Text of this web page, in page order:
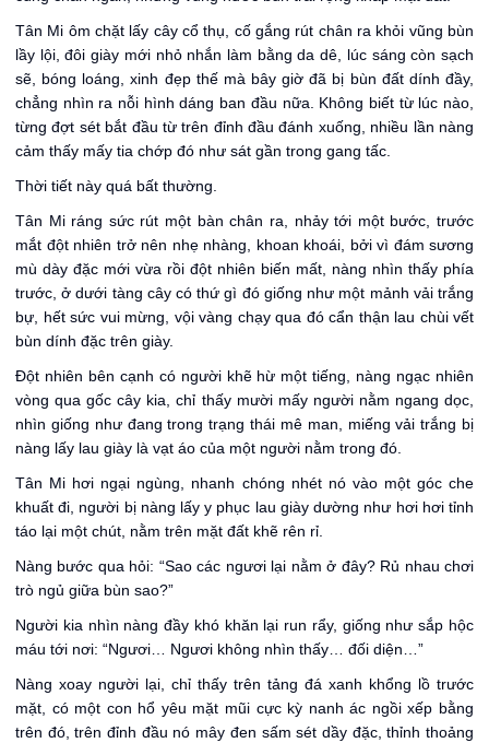
Tân Mi ôm chặt lấy cây cổ thụ, cố gắng rút chân ra khỏi vũng bùn
lầy lội, đôi giày mới nhỏ nhắn làm bằng da dê, lúc sáng còn sạch
sẽ, bóng loáng, xinh đẹp thế mà bây giờ đã bị bùn đất dính đầy,
chẳng nhìn ra nỗi hình dáng ban đầu nữa. Không biết từ lúc nào,
từng đợt sét bắt đầu từ trên đỉnh đầu đánh xuống, nhiều lần nàng
cảm thấy mấy tia chớp đó như sát gần trong gang tấc.
Thời tiết này quá bất thường.
Tân Mi ráng sức rút một bàn chân ra, nhảy tới một bước, trước
mắt đột nhiên trở nên nhẹ nhàng, khoan khoái, bởi vì đám sương
mù dày đặc mới vừa rồi đột nhiên biến mất, nàng nhìn thấy phía
trước, ở dưới tàng cây có thứ gì đó giống như một mảnh vải trắng
bự, hết sức vui mừng, vội vàng chạy qua đó cẩn thận lau chùi vết
bùn dính đặc trên giày.
Đột nhiên bên cạnh có người khẽ hừ một tiếng, nàng ngạc nhiên
vòng qua gốc cây kia, chỉ thấy mười mấy người nằm ngang dọc,
nhìn giống như đang trong trạng thái mê man, miếng vải trắng bị
nàng lấy lau giày là vạt áo của một người nằm trong đó.
Tân Mi hơi ngại ngùng, nhanh chóng nhét nó vào một góc che
khuất đi, người bị nàng lấy y phục lau giày dường như hơi hơi tỉnh
táo lại một chút, nằm trên mặt đất khẽ rên rỉ.
Nàng bước qua hỏi: “Sao các ngươi lại nằm ở đây? Rủ nhau chơi
trò ngủ giữa bùn sao?”
Người kia nhìn nàng đầy khó khăn lại run rẩy, giống như sắp hộc
máu tới nơi: “Ngươi… Ngươi không nhìn thấy… đối diện…”
Nàng xoay người lại, chỉ thấy trên tảng đá xanh khổng lồ trước
mặt, có một con hổ yêu mặt mũi cực kỳ nanh ác ngồi xếp bằng
trên đó, trên đỉnh đầu nó mây đen sấm sét dầy đặc, thỉnh thoảng